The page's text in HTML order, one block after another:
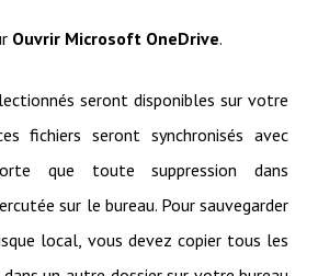
Ouvrir Microsoft OneDrive.
seront disponibles sur votre
fichiers seront synchronisés avec
que toute suppression dans
sur le bureau. Pour sauvegarder
local, vous devez copier tous les